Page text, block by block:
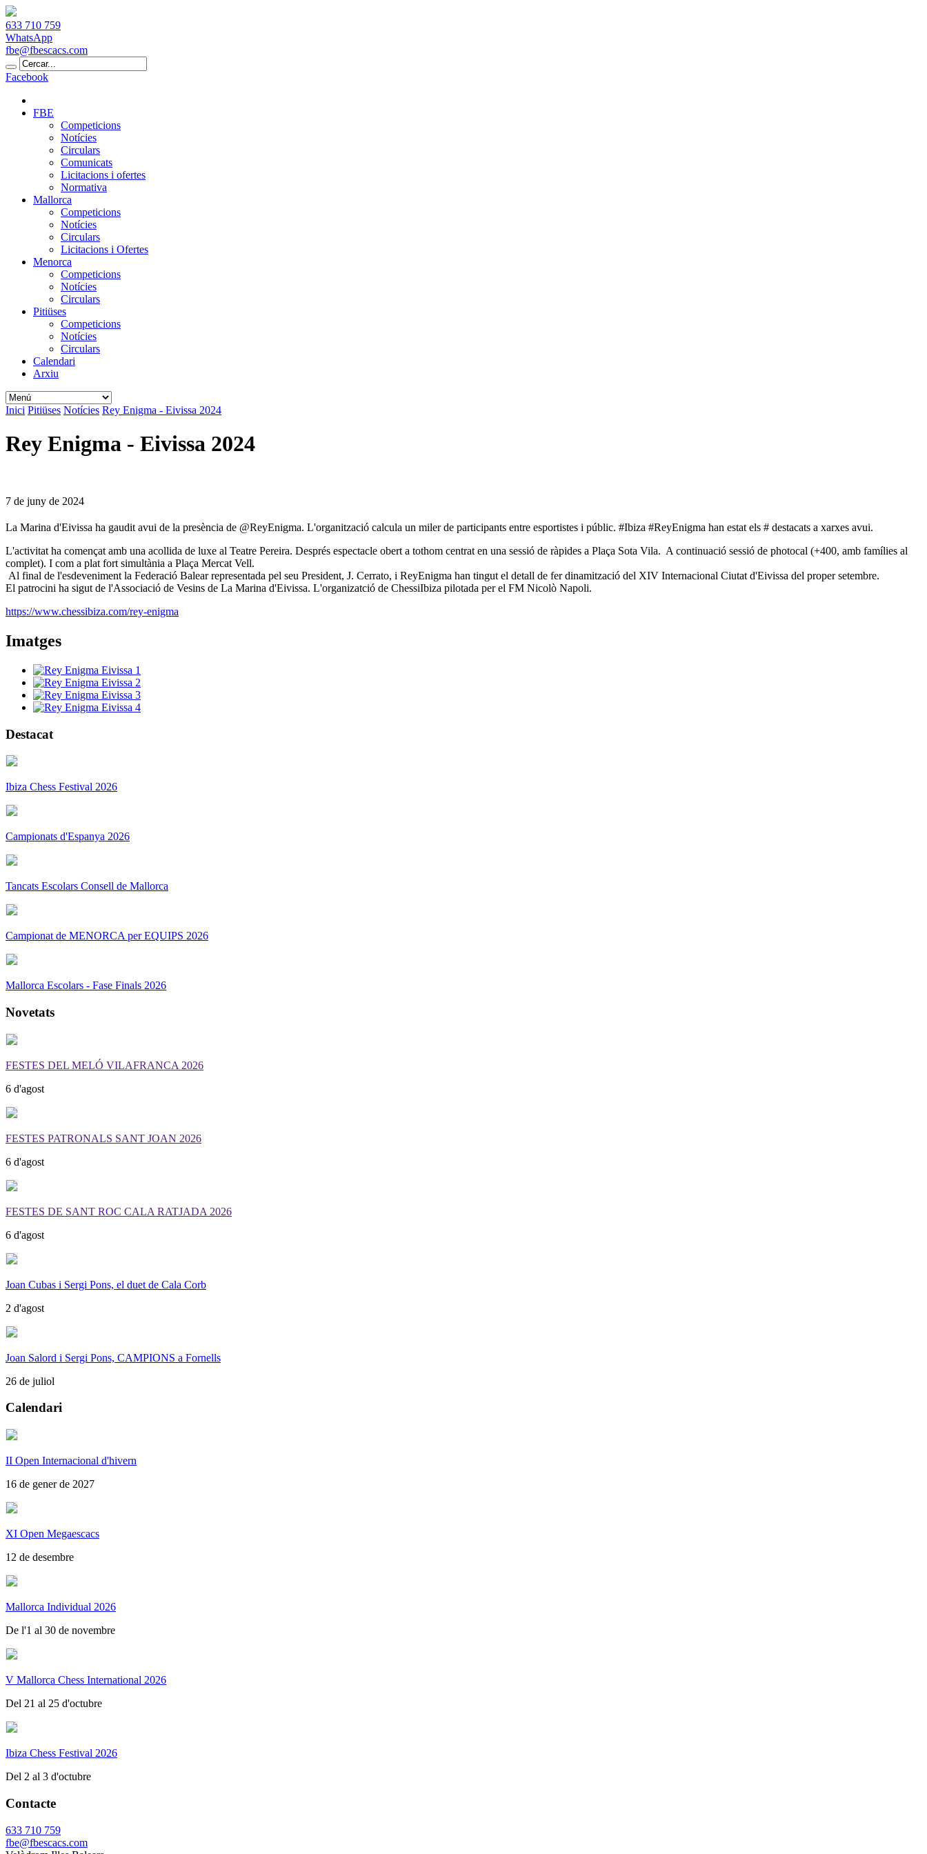
633 710 759
WhatsApp
fbe@fbescacs.com
Facebook
FBE
Competicions
Notícies
Circulars
Comunicats
Licitacions i ofertes
Normativa
Mallorca
Competicions
Notícies
Circulars
Licitacions i Ofertes
Menorca
Competicions
Notícies
Circulars
Pitiüses
Competicions
Notícies
Circulars
Calendari
Arxiu
Inici Pitiüses Notícies Rey Enigma - Eivissa 2024
Rey Enigma - Eivissa 2024
7 de juny de 2024
La Marina d'Eivissa ha gaudit avui de la presència de @ReyEnigma. L'organització calcula un miler de participants entre esportistes i públic. #Ibiza #ReyEnigma han estat els # destacats a xarxes avui.
L'activitat ha començat amb una acollida de luxe al Teatre Pereira. Després espectacle obert a tothom centrat en una sessió de ràpides a Plaça Sota Vila. A continuació sessió de photocal (+400, amb famílies al
complet). I com a plat fort simultània a Plaça Mercat Vell.
Al final de l'esdeveniment la Federació Balear representada pel seu President, J. Cerrato, i ReyEnigma han tingut el detall de fer dinamització del XIV Internacional Ciutat d'Eivissa del proper setembre.
El patrocini ha sigut de l'Associació de Vesins de La Marina d'Eivissa. L'organizatció de ChessiIbiza pilotada per el FM Nicolò Napoli.
https://www.chessibiza.com/rey-enigma
Imatges
Destacat
Ibiza Chess Festival 2026
Campionats d'Espanya 2026
Tancats Escolars Consell de Mallorca
Campionat de MENORCA per EQUIPS 2026
Mallorca Escolars - Fase Finals 2026
Novetats
FESTES DEL MELÓ VILAFRANCA 2026
6 d'agost
FESTES PATRONALS SANT JOAN 2026
6 d'agost
FESTES DE SANT ROC CALA RATJADA 2026
6 d'agost
Joan Cubas i Sergi Pons, el duet de Cala Corb
2 d'agost
Joan Salord i Sergi Pons, CAMPIONS a Fornells
26 de juliol
Calendari
II Open Internacional d'hivern
16 de gener de 2027
XI Open Megaescacs
12 de desembre
Mallorca Individual 2026
De l'1 al 30 de novembre
V Mallorca Chess International 2026
Del 21 al 25 d'octubre
Ibiza Chess Festival 2026
Del 2 al 3 d'octubre
Contacte
633 710 759
fbe@fbescacs.com